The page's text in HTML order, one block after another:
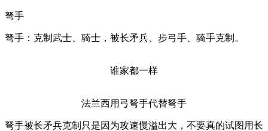
弩手
弩手：克制武士、骑士，被长矛兵、步弓手、骑手克制。
谁家都一样
法兰西用弓弩手代替弩手
弩手被长矛兵克制只是因为攻速慢溢出大，不要真的试图用长